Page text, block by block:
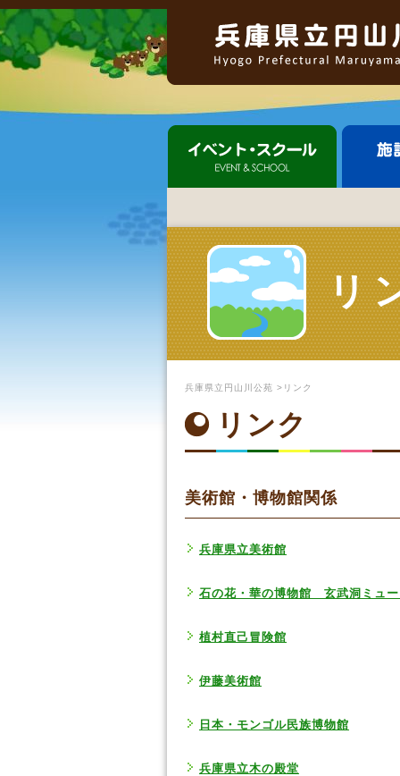
リ
兵庫県立円山川公苑 >リンク
リンク
美術館・博物館関係
兵庫県立美術館
石の花・華の博物館 玄武洞ミュ
植村直己冒険館
伊藤美術館
日本・モンゴル民族博物館
兵庫県立木の殿堂